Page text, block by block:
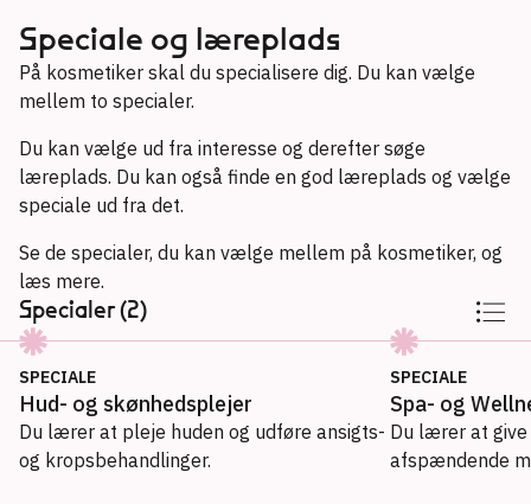
Speciale og læreplads
På kosmetiker skal du specialisere dig. Du kan vælge
mellem to specialer.
Du kan vælge ud fra interesse og derefter søge
læreplads. Du kan også finde en god læreplads og vælge
speciale ud fra det.
Se de specialer, du kan vælge mellem på kosmetiker, og
læs mere.
Specialer (2)
SPECIALE
Hud- og skønhedsplejer
Du lærer at pleje huden og udføre ansigts-
og kropsbehandlinger.
SPECIALE
Spa- og
Du lærer at
afspændende